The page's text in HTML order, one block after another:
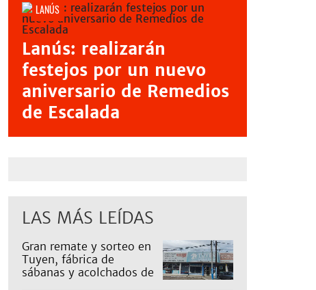
LANÚS
Lanús: realizarán
festejos por un nuevo
aniversario de Remedios
de Escalada
LAS MÁS LEÍDAS
Gran remate y sorteo en
Tuyen, fábrica de
sábanas y acolchados de